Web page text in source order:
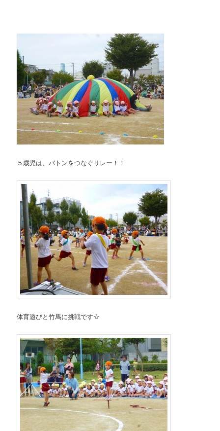
５歳児は、バトンをつなぐリレー！！
体育遊びと竹馬に挑戦です☆